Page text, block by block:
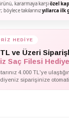
kararmaya karşıözel
böylece takılarınızyıllarca ilk
HEDİYE
TL ve Üzeri
Saç Filesi Hediye
4.000 TL'ye
siparişinize